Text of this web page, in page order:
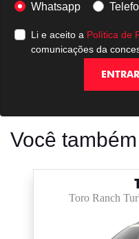
Whatsapp
Li e aceito a Política de
comunicações da
Você
Toro Ranch